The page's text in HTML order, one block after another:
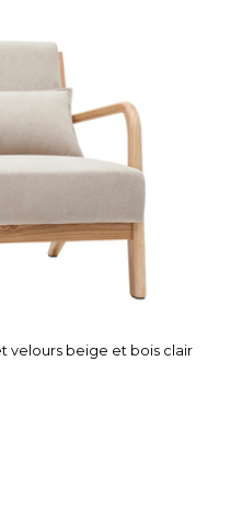
velours beige et bois clair